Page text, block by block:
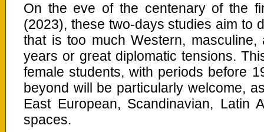
On the eve of the centenary of the
(2023), these two-days studies aim to
that is too much Western,
years or great diplomatic tensions.
female students, with periods before
beyond will be particularly welcome,
East European, Scandinavian, Latin
spaces.